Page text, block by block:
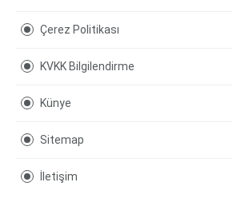
Çerez Politikası
KVKK Bilgilendirme
Künye
Sitemap
İletişim